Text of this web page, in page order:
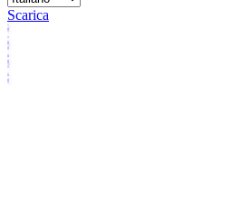
Scarica